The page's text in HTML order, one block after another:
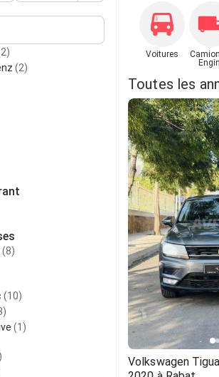
(2)
(8)
(10)
(1)
Voitures
Toutes les
Volkswagen